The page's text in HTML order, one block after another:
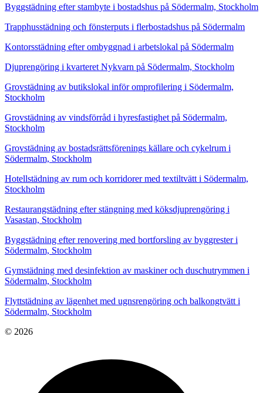
Byggstädning efter stambyte i bostadshus på Södermalm, Stockholm
Trapphusstädning och fönsterputs i flerbostadshus på Södermalm
Kontorsstädning efter ombyggnad i arbetslokal på Södermalm
Djuprengöring i kvarteret Nykvarn på Södermalm, Stockholm
Grovstädning av butikslokal inför omprofilering i Södermalm,
Stockholm
Grovstädning av vindsförråd i hyresfastighet på Södermalm,
Stockholm
Grovstädning av bostadsrättsförenings källare och cykelrum i
Södermalm, Stockholm
Hotellstädning av rum och korridorer med textiltvätt i Södermalm,
Stockholm
Restaurangstädning efter stängning med köksdjuprengöring i
Vasastan, Stockholm
Byggstädning efter renovering med bortforsling av byggrester i
Södermalm, Stockholm
Gymstädning med desinfektion av maskiner och duschutrymmen i
Södermalm, Stockholm
Flyttstädning av lägenhet med ugnsrengöring och balkongtvätt i
Södermalm, Stockholm
© 2026